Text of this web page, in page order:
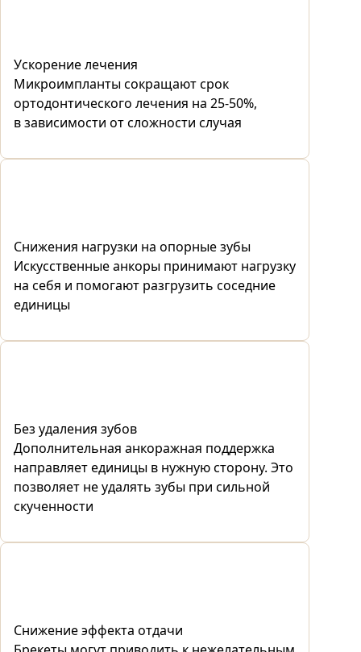
Ускорение лечения
Микроимпланты сокращают срок
ортодонтического лечения на 25-50%,
в зависимости от сложности случая
Снижения нагрузки на опорные зубы
Искусственные анкоры принимают нагрузку
на себя и помогают разгрузить соседние
единицы
Без удаления зубов
Дополнительная анкоражная поддержка
направляет единицы в нужную сторону. Это
позволяет не удалять зубы при сильной
скученности
Снижение эффекта отдачи